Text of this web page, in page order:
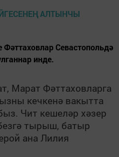
Севастопольдә
инде.
Марат Фәттаховларга
кечкенә вакытта
Чит кешеләр хәзер
тырыш, батыр
ана Лилия